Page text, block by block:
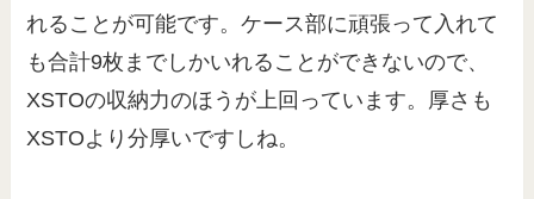
れることが可能です。ケース部に頑張って入れて
も合計9枚までしかいれることができないので、
XSTOの収納力のほうが上回っています。厚さも
XSTOより分厚いですしね。